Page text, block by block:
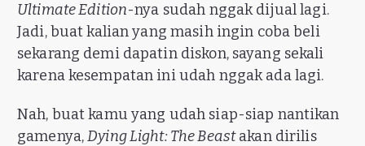
Ultimate Edition-nya sudah nggak dijual lagi.
Jadi, buat kalian yang masih ingin coba beli
sekarang demi dapatin diskon, sayang sekali
karena kesempatan ini udah nggak ada lagi.
Nah, buat kamu yang udah siap-siap nantikan
gamenya,Dying Light: The Beastakan dirilis